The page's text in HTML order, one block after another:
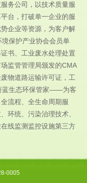
务公司，以技术质量服
台，打破单一企业的服
企业等资源，为客户解
保护产业协会会员单
书、工业废水处理处置
监管管理局颁发的CMA
物道路运输许可证，工
蓝生态环保管家——为客
流程、全生命周期服
环统、污染治理技术、
线监测监控设施第三方
0005